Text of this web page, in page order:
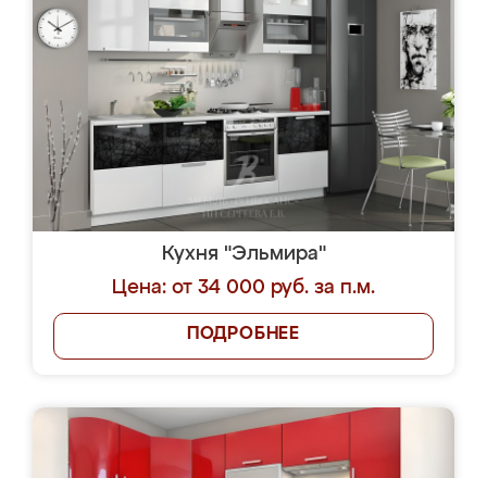
Кухня "Эльмира"
Цена: от 34 000 руб. за п.м.
ПОДРОБНЕЕ